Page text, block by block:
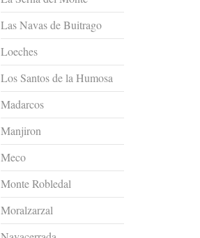
Las Navas de Buitrago
Loeches
Los Santos de la Humosa
Madarcos
Manjiron
Meco
Monte Robledal
Moralzarzal